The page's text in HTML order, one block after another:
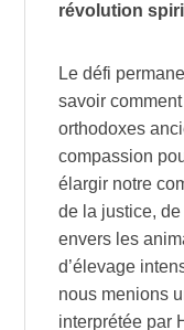
révolution
Le défi
savoir
orthodoxes
compassion
élargir notre
de la justice,
envers les
d’élevage
nous menions
interprétée par